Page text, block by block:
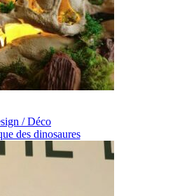
/ Déco
des dinosaures